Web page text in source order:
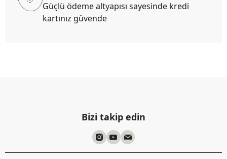
Güçlü ödeme altyapısı sayesinde kredi
kartınız güvende
Bizi takip edin